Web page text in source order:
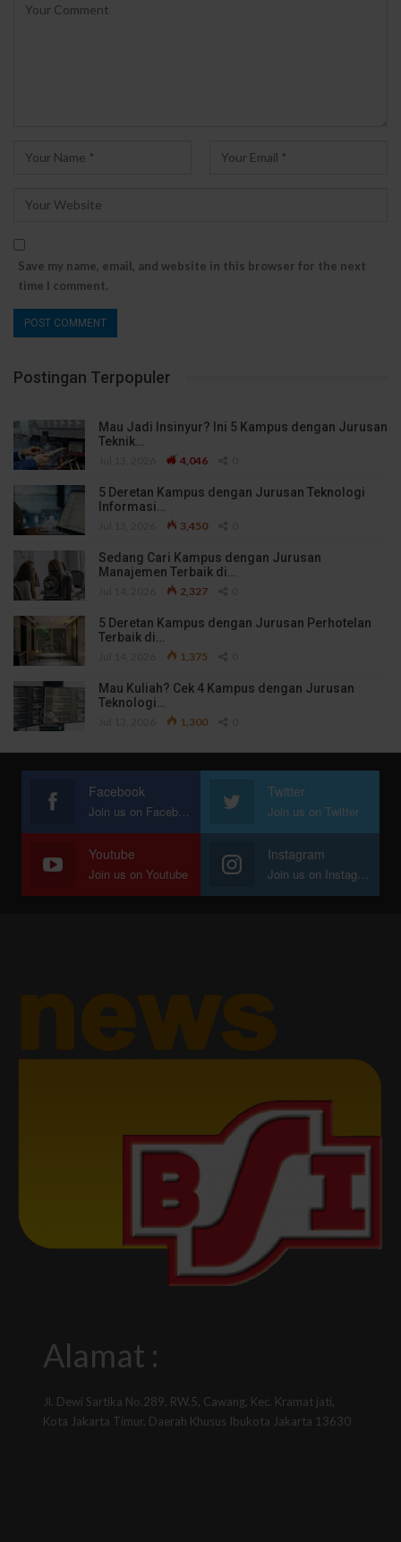
Save my name, email, and website in this browser for the next
time I comment.
Postingan Terpopuler
Mau Jadi Insinyur? Ini 5 Kampus dengan Jurusan
Teknik…
4,046
5 Deretan Kampus dengan Jurusan Teknologi
Informasi…
3,450
Sedang Cari Kampus dengan Jurusan
Manajemen Terbaik di…
2,327
5 Deretan Kampus dengan Jurusan Perhotelan
Terbaik di…
1,375
Mau Kuliah? Cek 4 Kampus dengan Jurusan
Teknologi…
1,300
Facebook
Join us on Facebook
Twitter
Join us on Twitter
Youtube
Join us on Youtube
Instagram
Join us on Instagram
Alamat :
Jl. Dewi Sartika No.289, RW.5, Cawang, Kec. Kramat jati,
Kota Jakarta Timur, Daerah Khusus Ibukota Jakarta 13630